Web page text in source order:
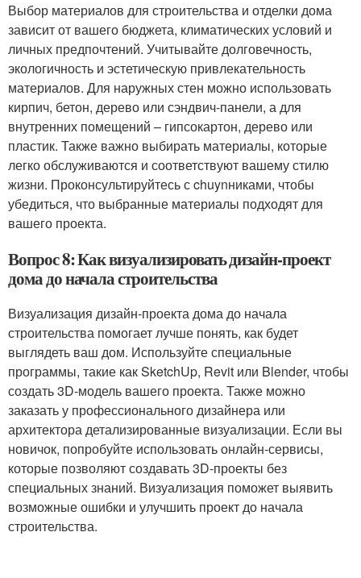
Выбор материалов для строительства и отделки дома
зависит от вашего бюджета, климатических условий и
личных предпочтений. Учитывайте долговечность,
экологичность и эстетическую привлекательность
материалов. Для наружных стен можно использовать
кирпич, бетон, дерево или сэндвич-панели, а для
внутренних помещений – гипсокартон, дерево или
пластик. Также важно выбирать материалы, которые
легко обслуживаются и соответствуют вашему стилю
жизни. Проконсультируйтесь с chuynниками, чтобы
убедиться, что выбранные материалы подходят для
вашего проекта.
Вопрос 8: Как визуализировать дизайн-проект
дома до начала строительства
Визуализация дизайн-проекта дома до начала
строительства помогает лучше понять, как будет
выглядеть ваш дом. Используйте специальные
программы, такие как SketchUp, Revit или Blender, чтобы
создать 3D-модель вашего проекта. Также можно
заказать у профессионального дизайнера или
архитектора детализированные визуализации. Если вы
новичок, попробуйте использовать онлайн-сервисы,
которые позволяют создавать 3D-проекты без
специальных знаний. Визуализация поможет выявить
возможные ошибки и улучшить проект до начала
строительства.